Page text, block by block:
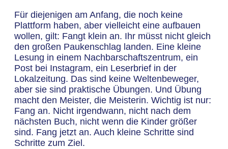
Für diejenigen am Anfang, die noch keine
Plattform haben, aber vielleicht eine aufbauen
wollen, gilt: Fangt klein an. Ihr müsst nicht gleich
den großen Paukenschlag landen. Eine kleine
Lesung in einem Nachbarschaftszentrum, ein
Post bei Instagram, ein Leserbrief in der
Lokalzeitung. Das sind keine Weltenbeweger,
aber sie sind praktische Übungen. Und Übung
macht den Meister, die Meisterin. Wichtig ist nur:
Fang an. Nicht irgendwann, nicht nach dem
nächsten Buch, nicht wenn die Kinder größer
sind. Fang jetzt an. Auch kleine Schritte sind
Schritte zum Ziel.